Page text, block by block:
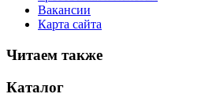
Вакансии
Карта сайта
Читаем также
Каталог